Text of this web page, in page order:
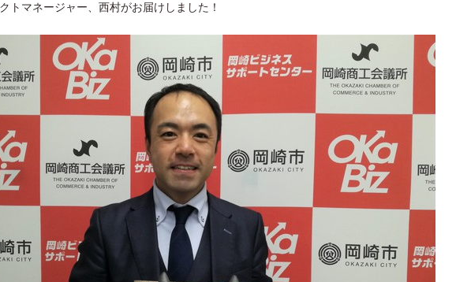
トマネージャー、西村がお届けしました！